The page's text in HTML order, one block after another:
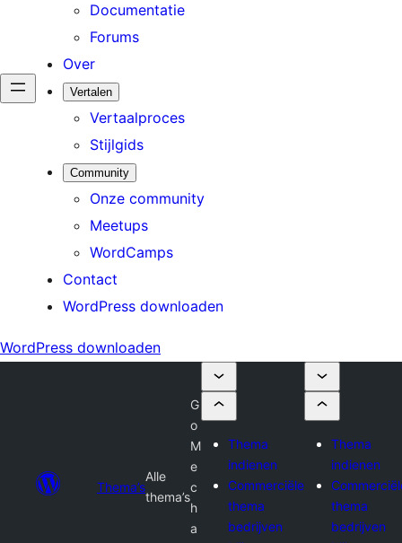
Documentatie
Forums
Over
Vertalen
Vertaalproces
Stijlgids
Community
Onze community
Meetups
WordCamps
Contact
WordPress downloaden
WordPress downloaden
Thema’s
Alle
thema’s
G
o
M
e
c
h
a
Thema
indienen
Commerciële
thema
bedrijven
Thema
indienen
thema
bedrijven